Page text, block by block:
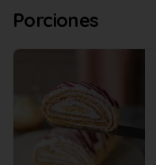
Porciones